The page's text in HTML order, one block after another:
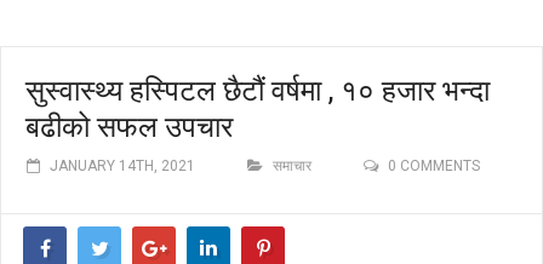
सुस्वास्थ्य हस्पिटल छैटौं वर्षमा , १० हजार भन्दा
बढीको सफल उपचार
JANUARY 14TH, 2021 समाचार 0 COMMENTS